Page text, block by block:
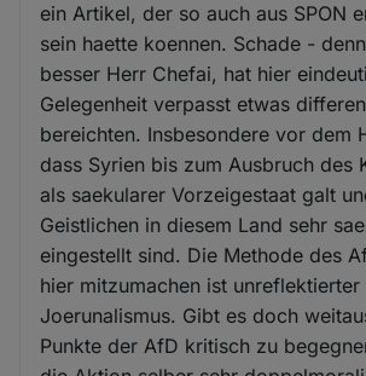
ein Artikel, der so auch aus SPON
sein haette koennen. Schade -
besser Herr Chefai, hat hier
Gelegenheit verpasst etwas
bereichten. Insbesondere vor dem
dass Syrien bis zum Ausbruch des
als saekularer Vorzeigestaat galt
Geistlichen in diesem Land sehr
eingestellt sind. Die Methode des
hier mitzumachen ist unreflektierter
Joerunalismus. Gibt es doch
Punkte der AfD kritisch zu